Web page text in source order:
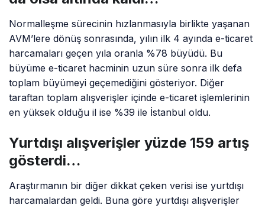
Normalleşme sürecinin hızlanmasıyla birlikte yaşanan
AVM’lere dönüş sonrasında, yılın ilk 4 ayında e-ticaret
harcamaları geçen yıla oranla %78 büyüdü. Bu
büyüme e-ticaret hacminin uzun süre sonra ilk defa
toplam büyümeyi geçemediğini gösteriyor. Diğer
taraftan toplam alışverişler içinde e-ticaret işlemlerinin
en yüksek olduğu il ise %39 ile İstanbul oldu.
Yurtdışı alışverişler yüzde 159 artış
gösterdi…
Araştırmanın bir diğer dikkat çeken verisi ise yurtdışı
harcamalardan geldi. Buna göre yurtdışı alışverişler